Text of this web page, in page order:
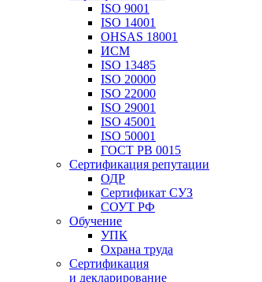
ISO 9001
ISO 14001
OHSAS 18001
ИСМ
ISO 13485
ISO 20000
ISO 22000
ISO 29001
ISO 45001
ISO 50001
ГОСТ РВ 0015
Сертификация репутации
ОДР
Сертификат СУЗ
СОУТ РФ
Обучение
УПК
Охрана труда
Сертификация
и декларирование